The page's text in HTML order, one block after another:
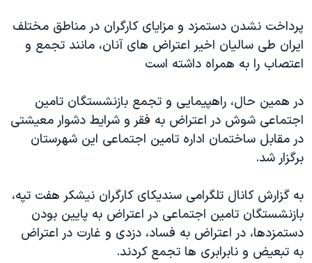
پرداخت نشدن دستمزد و مزایای کارگران در مناطق مختلف
ایران طی سالیان اخیر اعتراض های آنان، مانند تجمع و
اعتصاب را به همراه داشته است
در همین حال، راهپیمایی و تجمع بازنشستگان تامین
اجتماعی شوش در اعتراض به فقر و شرایط دشوار معیشتی
در مقابل ساختمان اداره تامین اجتماعی این شهرستان
برگزار شد.
به گزارش کانال تلگرامی سندیکای کارگران نیشکر هفت تپه،
بازنشستگان تامین اجتماعی در اعتراض به پایین بودن
دستمزدها، در اعتراض به فساد، دزدی و غارت در اعتراض
به تبعیض و نابرابری ها تجمع کردند.